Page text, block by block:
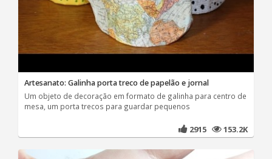
Artesanato: Galinha porta treco de papelão e jornal
Um objeto de decoração em formato de galinha para centro de
mesa, um porta trecos para guardar pequenos
2915 153.2K